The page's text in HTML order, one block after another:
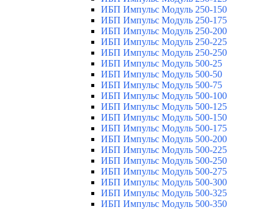
ИБП Импульс Модуль 250-150
ИБП Импульс Модуль 250-175
ИБП Импульс Модуль 250-200
ИБП Импульс Модуль 250-225
ИБП Импульс Модуль 250-250
ИБП Импульс Модуль 500-25
ИБП Импульс Модуль 500-50
ИБП Импульс Модуль 500-75
ИБП Импульс Модуль 500-100
ИБП Импульс Модуль 500-125
ИБП Импульс Модуль 500-150
ИБП Импульс Модуль 500-175
ИБП Импульс Модуль 500-200
ИБП Импульс Модуль 500-225
ИБП Импульс Модуль 500-250
ИБП Импульс Модуль 500-275
ИБП Импульс Модуль 500-300
ИБП Импульс Модуль 500-325
ИБП Импульс Модуль 500-350